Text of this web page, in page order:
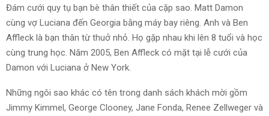
Đám cưới quy tụ bạn bè thân thiết của cặp sao. Matt Damon
cùng vợ Luciana đến Georgia bằng máy bay riêng. Anh và Ben
Affleck là bạn thân từ thuở nhỏ. Họ gặp nhau khi lên 8 tuổi và học
cùng trung học. Năm 2005, Ben Affleck có mặt tại lễ cưới của
Damon với Luciana ở New York.
Những ngôi sao khác có tên trong danh sách khách mời gồm
Jimmy Kimmel, George Clooney, Jane Fonda, Renee Zellweger và